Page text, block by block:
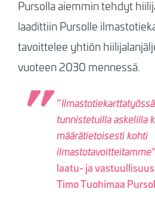
Pursolla aiemmin tehdyt
laadittiin Pursolle
tavoittelee yhtiön
vuoteen 2030 mennessä.
”Ilmastotiekarttatyössä
tunnistetuilla askelilla
määrätietoisesti kohti
ilmastotavoitteitamme
laatu- ja
Timo Tuohimaa